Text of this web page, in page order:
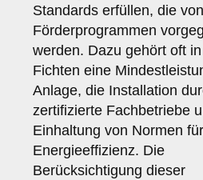
Standards erfüllen, die
Förderprogrammen
werden. Dazu gehört oft
Fichten eine
Anlage, die Installation
zertifizierte Fachbetriebe
Einhaltung von Normen für
Energieeffizienz. Die
Berücksichtigung dieser